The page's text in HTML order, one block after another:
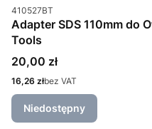
Kod produktu
410527BT
Adapter SDS 110mm do
Tools
Cena
20,00 zł
Cena
16,26 złbez VAT
Niedostępny